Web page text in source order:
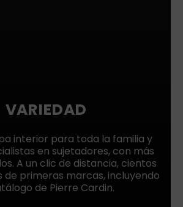
VARIEDAD
interior para toda la familia y
en sujetadores, con más
A un clic de distancia, cientos
de primeras marcas, incluyendo
de Pierre Cardin.